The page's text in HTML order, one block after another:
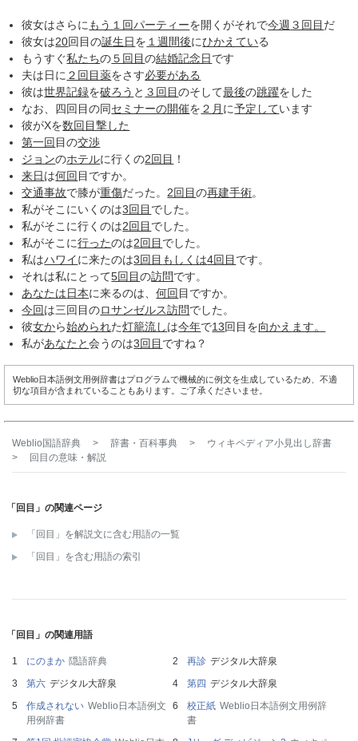
彼女はさらに もう１回パーティーを開くがそれで今週 ３回目 だ
彼女は20回目の誕生日を １週間後にひかえている
もうすぐ私たちの５回目の結婚記念日です
夫は日に ２回目薬をさす必要がある
彼は世界記録を破ろう と ３回目のそして最後の跳躍をした
なお、四回目の同セミナーの開催を ２月 に予定しています
彼がXを数回 目撃した
第一回 目の交渉
ジョンのホテルに行くの2回目 ！
来日は何回 目ですか。
交通事故で膝が重傷だった。 2回目の再建手術。
私がそこにいくのは3回目 でした。
私がそこに行くのは2回目 でした。
私がそこに行ったのは2回目 でした。
私はハワイに来たのは3回目 もしくは4回目 です。
それは私にとって5回目の訪問です。
あなたは日本に来るのは、何回 目ですか。
今回は三回目のロサンゼルス訪問でした。
彼女から始められた灯籠流しは今年で13回目を向かえ ます。
私があなたと会うのは3回目 ですね？
Weblio日本語例文用例辞書はプログラムで機械的に例文を生成しているため、不適
切な項目が含まれていることもあります。ご了承くださいませ。
Weblio国語辞典 > 辞書・百科事典 >
ウィキペディア小見出し辞書
>
回目 の意味・解説
「回目」の関連ページ
「回目」を解説文に含む用語の一覧
「回目」を含む用語の索引
「回目」の関連用語
にのまか 隠語辞典 再診 デジタル大辞泉
第六 デジタル大辞泉 第四 デジタル大辞泉
作成されない Weblio日本語例文
用例辞書
校正紙 Weblio日本語例文用例辞
書